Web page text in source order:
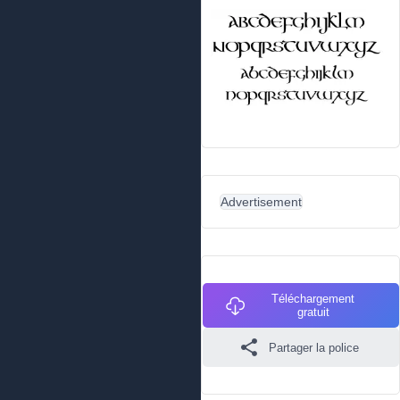
Advertisement
Téléchargement
gratuit
Partager la police